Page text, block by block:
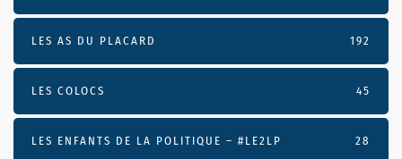
LES AS DU PLACARD 192
LES COLOCS 45
LES ENFANTS DE LA POLITIQUE – #LE2LP 28